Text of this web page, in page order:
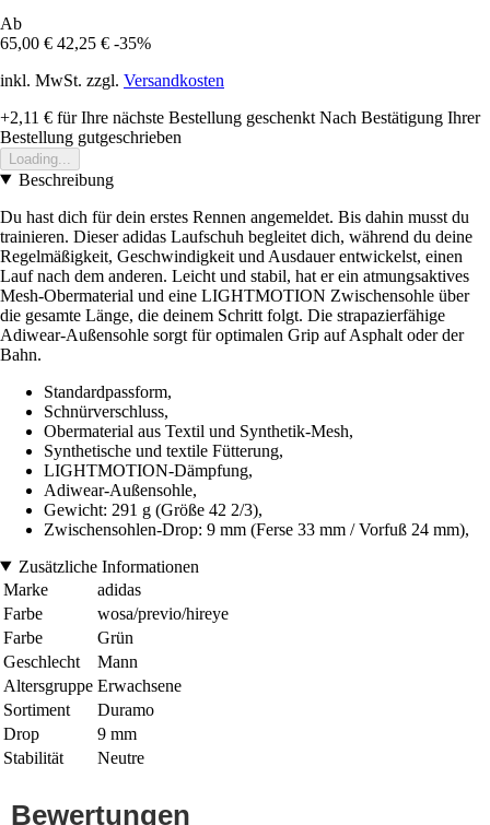
Ab
65,00 € 42,25 € -35%
inkl. MwSt. zzgl. Versandkosten
+2,11 € für Ihre nächste Bestellung geschenkt Nach Bestätigung Ihrer
Bestellung gutgeschrieben
Loading...
Beschreibung
Du hast dich für dein erstes Rennen angemeldet. Bis dahin musst du
trainieren. Dieser adidas Laufschuh begleitet dich, während du deine
Regelmäßigkeit, Geschwindigkeit und Ausdauer entwickelst, einen
Lauf nach dem anderen. Leicht und stabil, hat er ein atmungsaktives
Mesh-Obermaterial und eine LIGHTMOTION Zwischensohle über
die gesamte Länge, die deinem Schritt folgt. Die strapazierfähige
Adiwear-Außensohle sorgt für optimalen Grip auf Asphalt oder der
Bahn.
Standardpassform,
Schnürverschluss,
Obermaterial aus Textil und Synthetik-Mesh,
Synthetische und textile Fütterung,
LIGHTMOTION-Dämpfung,
Adiwear-Außensohle,
Gewicht: 291 g (Größe 42 2/3),
Zwischensohlen-Drop: 9 mm (Ferse 33 mm / Vorfuß 24 mm),
Zusätzliche Informationen
Marke
adidas
Farbe
wosa/previo/hireye
Farbe
Grün
Geschlecht
Mann
Altersgruppe Erwachsene
Sortiment
Duramo
Drop
9 mm
Stabilität
Neutre